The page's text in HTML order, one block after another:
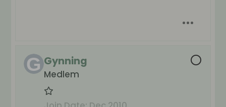
Gynning
Medlem